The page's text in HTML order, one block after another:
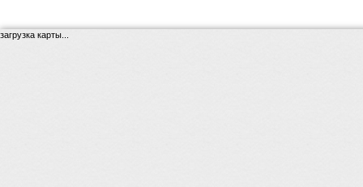
загрузка карты...